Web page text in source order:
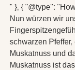
" }, { "@type":
Nun würzen wir
schwarzen
Muskatnuss und
Muskatnuss ist